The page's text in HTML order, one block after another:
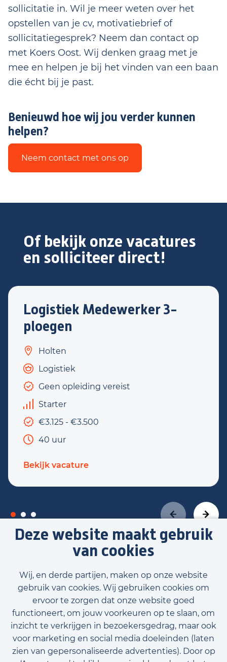
Deze website maakt gebruik
van cookies
Wij, en derde partijen, maken op onze website
gebruik van cookies. Wij gebruiken cookies om
ervoor te zorgen dat onze website goed
functioneert, om jouw voorkeuren op te slaan, om
inzicht te verkrijgen in bezoekersgedrag, maar ook
voor marketing en social media doeleinden (laten
zien van gepersonaliseerde advertenties). Door op
sollicitatie in. Wil je meer weten over het
opstellen van je cv, motivatiebrief of
sollicitatiegesprek? Neem dan contact op
met Koers Oost. Wij denken graag met je
mee en helpen je bij het vinden van een baan
die écht bij je past.
Benieuwd hoe wij jou verder kunnen
helpen?
Neem contact met ons op
Of bekijk onze vacatures
en solliciteer direct!
Logistiek Medewerker 3-
ploegen
Holten
Logistiek
Geen opleiding vereist
Starter
€3.125 - €3.500
40 uur
Bekijk vacature
Bekijk alle vacatures